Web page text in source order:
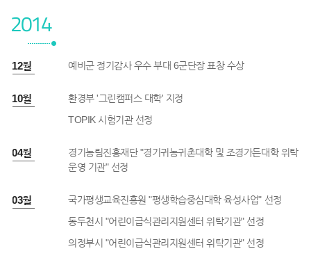
2014
12월 예비군 정기감사 우수 부대 6군단장 표창 수상
10월
환경부 '그린캠퍼스 대학' 지정
TOPIK 시험기관 선정
04월
경기농림진흥재단 "경기귀농귀촌대학 및 조경가든대학 위탁
운영 기관" 선정
03월
국가평생교육진흥원 "평생학습중심대학 육성사업" 선정
동두천시 "어린이급식관리지원센터 위탁기관" 선정
의정부시 "어린이급식관리지원센터 위탁기관" 선정